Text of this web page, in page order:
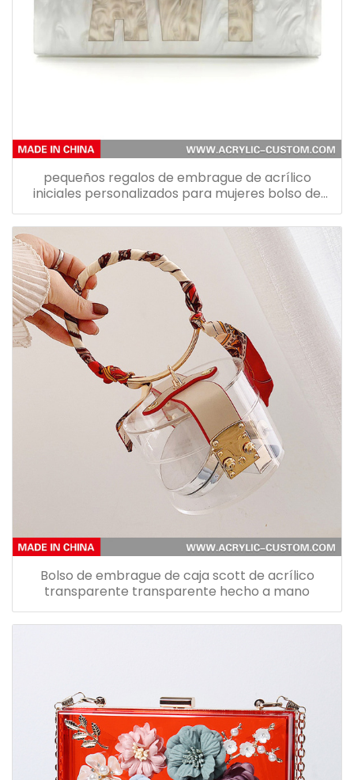
pequeños regalos de embrague de acrílico
iniciales personalizados para mujeres bolso de
acrílico monedero
Bolso de embrague de caja scott de acrílico
transparente transparente hecho a mano